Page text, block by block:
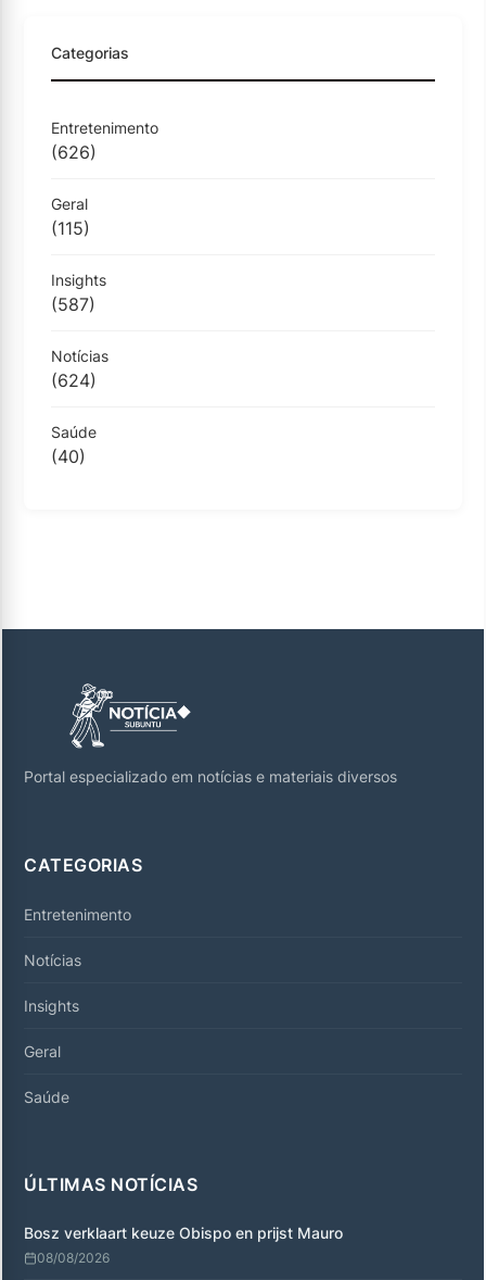
Categorias
Entretenimento
(626)
Geral
(115)
Insights
(587)
Notícias
(624)
Saúde
(40)
Portal especializado em notícias e materiais diversos
CATEGORIAS
Entretenimento
Notícias
Insights
Geral
Saúde
ÚLTIMAS NOTÍCIAS
Bosz verklaart keuze Obispo en prijst Mauro
08/08/2026